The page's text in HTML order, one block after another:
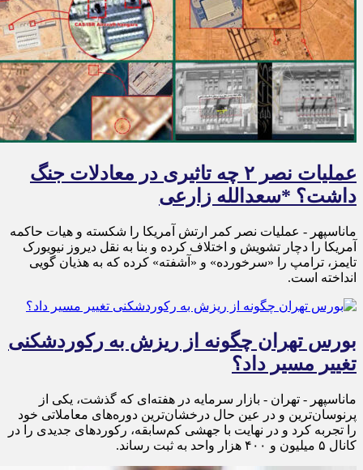
عملیات نصر ۲ چه تاثیری در معادلات جنگ
داشت؟ *سعدالله زارعی
ماناسپهر - عملیات نصر کمر ارتش آمریکا را شکسته و هیات حاکمه
آمریکا را دچار تشویش و اختلاف کرده و بنا به نقل دیروز نیویورک
تایمز، ترامپ را «سرخورده» و «آشفته» کرده که به هذیان گویی
انداخته است.
بورس تهران چگونه از ریزش به رکوردشکنی
تغییر مسیر داد؟
ماناسپهر - تهران - بازار سرمایه در هفته‌ای که گذشت، یکی از
پرنوسان‌ترین و در عین حال درخشان‌ترین دوره‌های معاملاتی خود
را تجربه کرد و در نهایت با جهشی کم‌سابقه، رکوردهای جدیدی را در
کانال ۵ میلیون و ۴۰۰ هزار واحد به ثبت رساند.